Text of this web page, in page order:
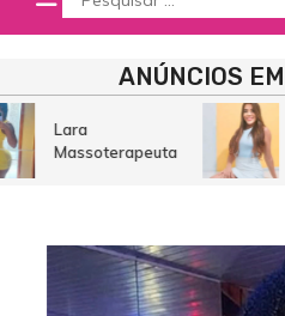
por:
ANÚNCIOS
Lara
Massoterapeuta